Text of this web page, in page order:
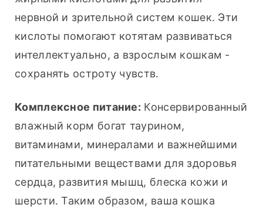
нервной и зрительной систем кошек. Эти
кислоты помогают котятам развиваться
интеллектуально, а взрослым кошкам -
сохранять остроту чувств.
Комплексное питание: Консервированный
влажный корм богат таурином,
витаминами, минералами и важнейшими
питательными веществами для здоровья
сердца, развития мышц, блеска кожи и
шерсти. Таким образом, ваша кошка